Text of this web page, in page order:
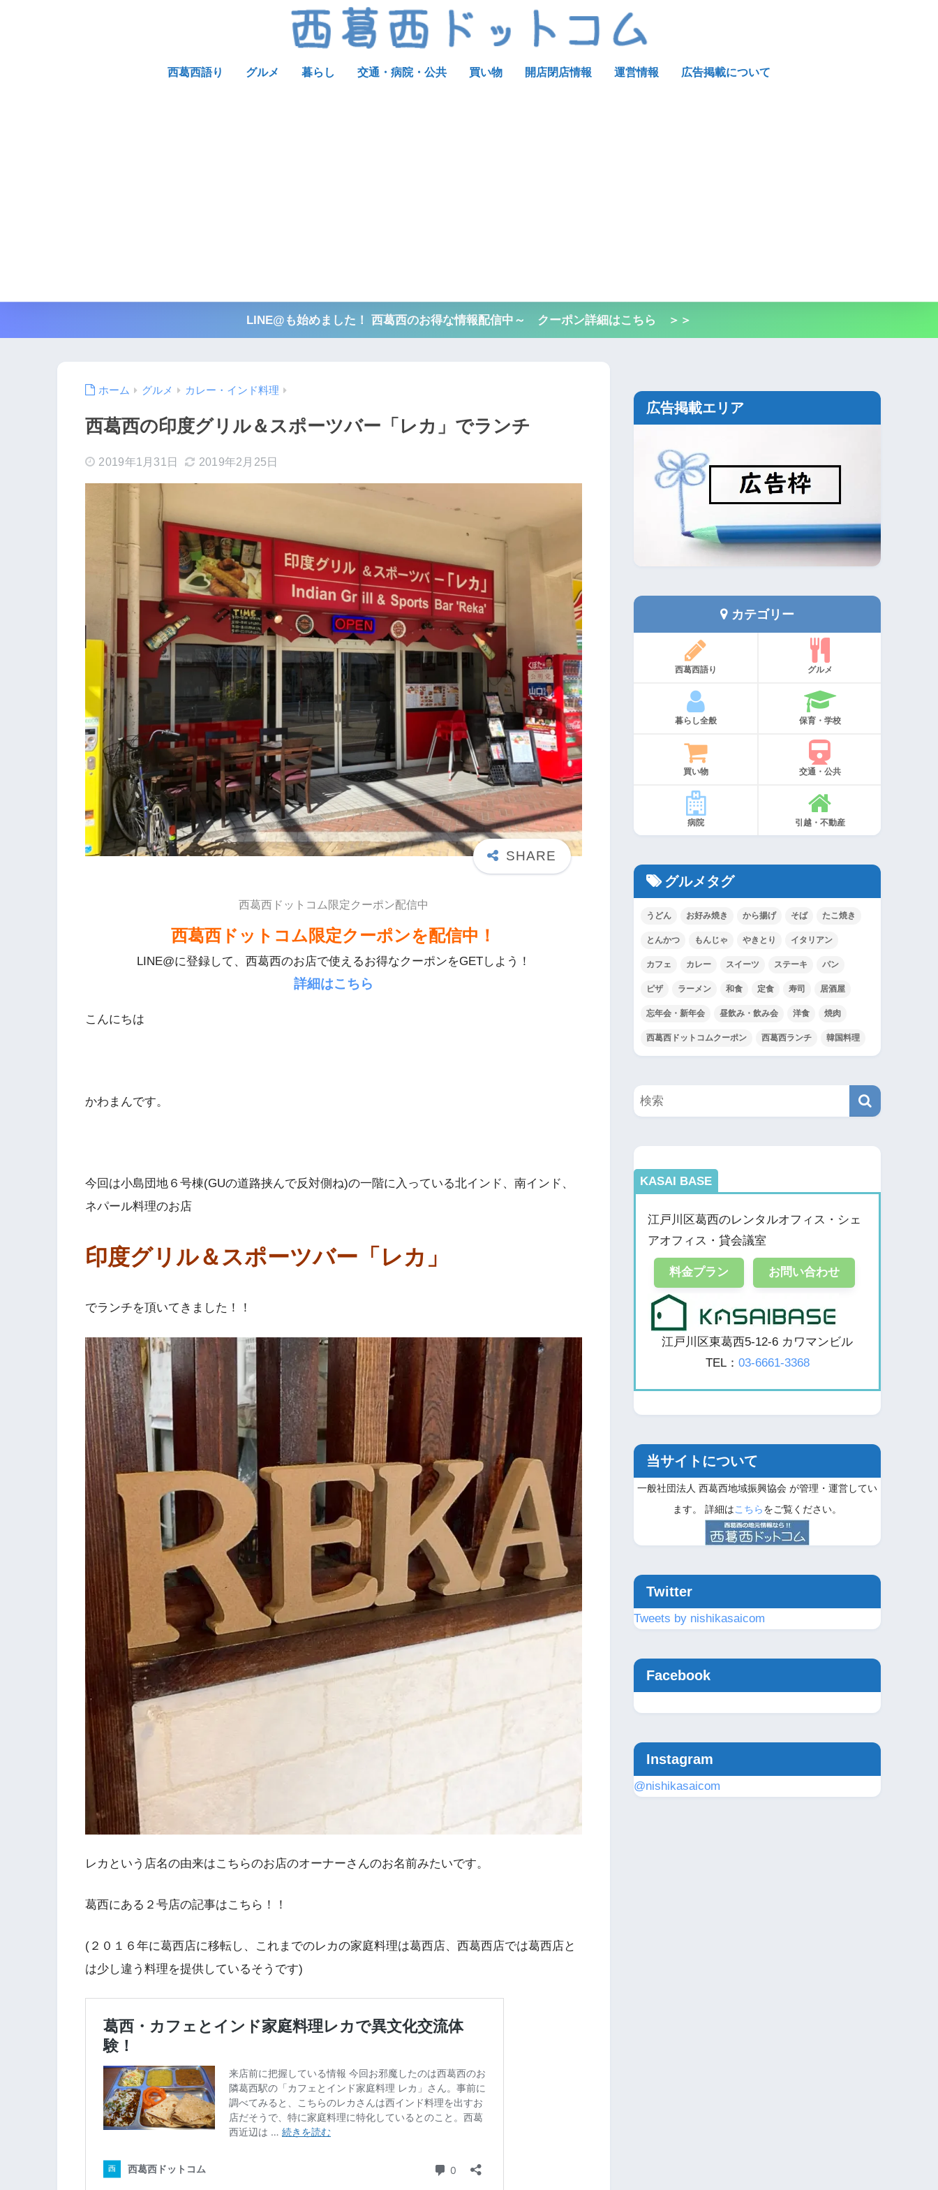
西葛西語り グルメ 暮らし 交通・病院・公共 買い物 開店閉店情報 運営情報 広告掲載について
LINE@も始めました！ 西葛西のお得な情報配信中～ クーポン詳細はこちら ＞＞
ホーム グルメ カレー・インド料理
西葛西の印度グリル＆スポーツバー「レカ」でランチ
2019年1月31日 2019年2月25日
西葛西ドットコム限定クーポン配信中
西葛西ドットコム限定クーポンを配信中！
LINE@に登録して、西葛西のお店で使えるお得なクーポンをGETしよう！
詳細はこちら
こんにちは
かわまんです。
今回は小島団地６号棟(GUの道路挟んで反対側ね)の一階に入っている北インド、南インド、
ネパール料理のお店
印度グリル＆スポーツバー「レカ」
でランチを頂いてきました！！
レカという店名の由来はこちらのお店のオーナーさんのお名前みたいです。
葛西にある２号店の記事はこちら！！
(２０１６年に葛西店に移転し、これまでのレカの家庭料理は葛西店、西葛西店では葛西店と
は少し違う料理を提供しているそうです)
広告掲載エリア
カテゴリー
西葛西語り グルメ
暮らし全般 保育・学校
買い物 交通・公共
病院 引越・不動産
グルメタグ
うどん お好み焼き から揚げ そば たこ焼き
とんかつ もんじゃ やきとり イタリアン
カフェ カレー スイーツ ステーキ パン
ピザ ラーメン 和食 定食 寿司 居酒屋
忘年会・新年会 昼飲み・飲み会 洋食 焼肉
西葛西ドットコムクーポン 西葛西ランチ 韓国料理
KASAI BASE
江戸川区葛西のレンタルオフィス・シェ
アオフィス・貸会議室
料金プラン お問い合わせ
江戸川区東葛西5-12-6 カワマンビル
TEL： 03-6661-3368
当サイトについて
一般社団法人 西葛西地域振興協会 が管理・運営してい
ます。 詳細はこちらをご覧ください。
Twitter
Tweets by nishikasaicom
Facebook
Instagram
@nishikasaicom